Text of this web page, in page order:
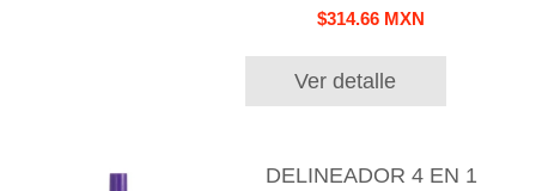
$314.66 MXN
Ver detalle
DELINEADOR 4 EN 1